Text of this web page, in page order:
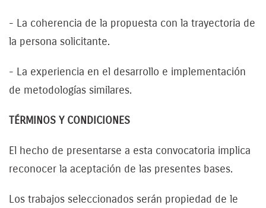
- La coherencia de la propuesta con la trayectoria de
la persona solicitante.
- La experiencia en el desarrollo e implementación
de metodologías similares.
TÉRMINOS Y CONDICIONES
El hecho de presentarse a esta convocatoria implica
reconocer la aceptación de las presentes bases.
Los trabajos seleccionados serán propiedad de le